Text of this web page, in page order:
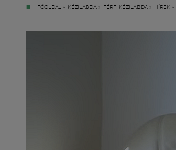
FŐOLDAL » KÉZILABDA » FÉRFI KÉZILABDA » HÍREK »